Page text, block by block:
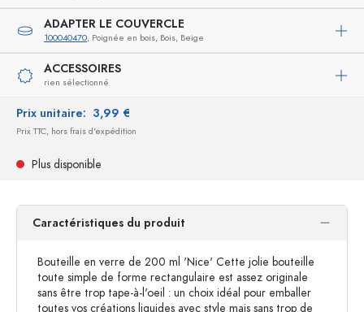
ADAPTER LE COUVERCLE
100040470, Poignée en bois, Bois, Beige
ACCESSOIRES
rien sélectionné
Prix unitaire: 3,99 €
Prix TTC, hors frais d'expédition
Plus disponible
Caractéristiques du produit
Bouteille en verre de 200 ml 'Nice' Cette jolie bouteille
toute simple de forme rectangulaire est assez originale
sans être trop tape-à-l'oeil : un choix idéal pour emballer
toutes vos créations liquides avec style mais sans trop de